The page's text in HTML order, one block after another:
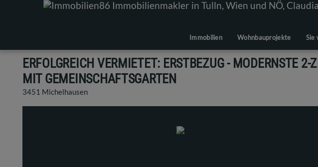
Immobilien Wohnbauprojekte Sie
ERFOLGREICH VERMIETET: ERSTBEZUG - MODERNSTE
MIT GEMEINSCHAFTSGARTEN
3451 Michelhausen